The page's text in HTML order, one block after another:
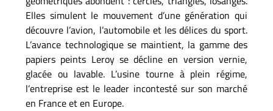
Elles simulent le mouvement d’une génération qui
découvre l’avion, l’automobile et les délices du sport.
L’avance technologique se maintient, la gamme des
papiers peints Leroy se décline en version vernie,
glacée ou lavable. L’usine tourne à plein régime,
l’entreprise est le leader incontesté sur son marché
en France et en Europe.